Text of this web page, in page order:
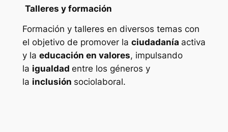
Talleres y formación
Formación y talleres en diversos temas con
el objetivo de promover la ciudadanía activa
y la educación en valores, impulsando
la igualdad entre los géneros y
la inclusión sociolaboral.